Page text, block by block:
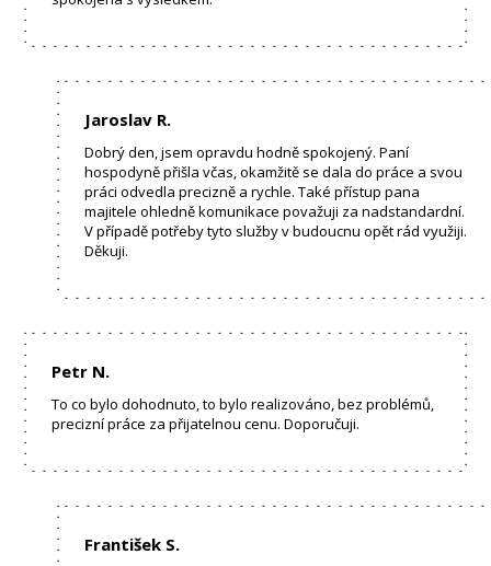
Jaroslav R.
Dobrý den, jsem opravdu hodně spokojený. Paní
hospodyně přišla včas, okamžitě se dala do práce a svou
práci odvedla precizně a rychle. Také přístup pana
majitele ohledně komunikace považuji za nadstandardní.
V případě potřeby tyto služby v budoucnu opět rád využiji.
Děkuji.
Petr N.
To co bylo dohodnuto, to bylo realizováno, bez problémů,
precizní práce za přijatelnou cenu. Doporučuji.
František S.